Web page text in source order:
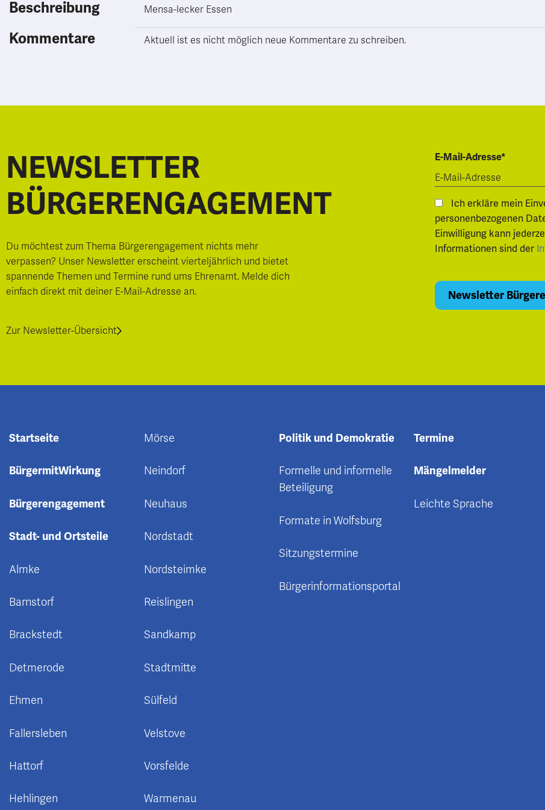
Beschreibung Mensa-lecker Essen
Kommentare Aktuell ist es nicht möglich neue Kommentare zu schreiben.
NEWSLETTER
BÜRGERENGAGEMENT
Du möchtest zum Thema Bürgerengagement nichts mehr
verpassen? Unser Newsletter erscheint vierteljährlich und bietet
spannende Themen und Termine rund ums Ehrenamt. Melde dich
einfach direkt mit deiner E-Mail-Adresse an.
Zur Newsletter-Übersicht
E-Mail-Adresse*
Ich erkläre mein
personenbezogenen
Einwilligung kann
Informationen sind der
Startseite
BürgermitWirkung
Bürgerengagement
Stadt- und Ortsteile
Almke
Barnstorf
Brackstedt
Detmerode
Ehmen
Fallersleben
Hattorf
Hehlingen
Mörse
Neindorf
Neuhaus
Nordstadt
Nordsteimke
Reislingen
Sandkamp
Stadtmitte
Sülfeld
Velstove
Vorsfelde
Warmenau
Politik und Demokratie
Formelle und informelle
Beteiligung
Formate in Wolfsburg
Sitzungstermine
Bürgerinformationsportal
Termine
Mängelmelder
Leichte Sprache